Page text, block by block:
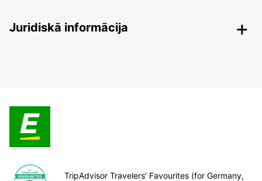
Juridiskā informācija
TripAdvisor Travelers’ Favourites (for Germany,